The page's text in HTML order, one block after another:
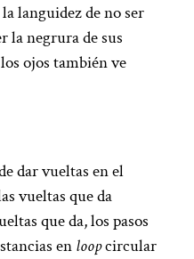
languidez de no ser
la negrura de sus
ojos también ve
dar vueltas en el
vueltas que da
que da, los pasos
en loopcircular